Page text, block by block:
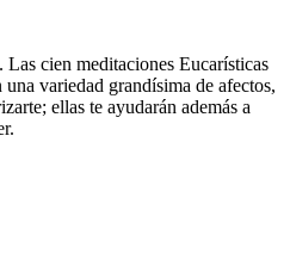
cien meditaciones Eucarísticas
variedad grandísima de afectos,
ellas te ayudarán además a